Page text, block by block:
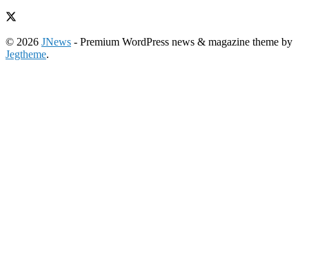
© 2026 JNews - Premium WordPress news & magazine theme by
Jegtheme.